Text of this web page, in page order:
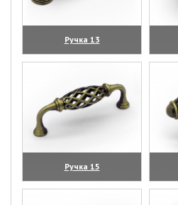
Ручка 13
(увеличить)
Ручка 15
(увеличить)